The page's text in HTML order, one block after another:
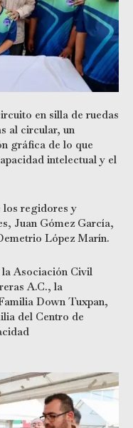
en silla de ruedas
al circular, un
gráfica de lo que
intelectual y el
los regidores y
Juan Gómez García,
López Marín.
Asociación Civil
A.C., la
Down Tuxpan,
del Centro de